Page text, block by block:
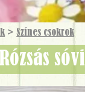
>Színes csokrok
Rózsás